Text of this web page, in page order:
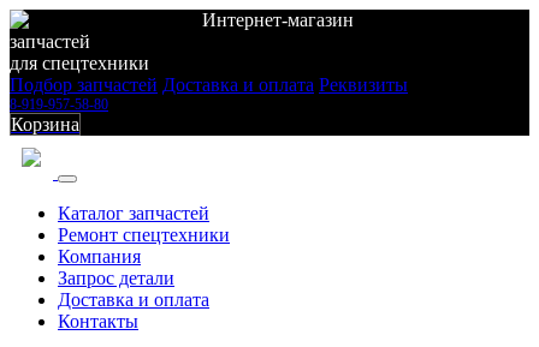
Интернет-магазин
запчастей
для спецтехники
Подбор запчастей Доставка и оплата Реквизиты
8-919-957-58-80
Корзина
Каталог запчастей
Ремонт спецтехники
Компания
Запрос детали
Доставка и оплата
Контакты